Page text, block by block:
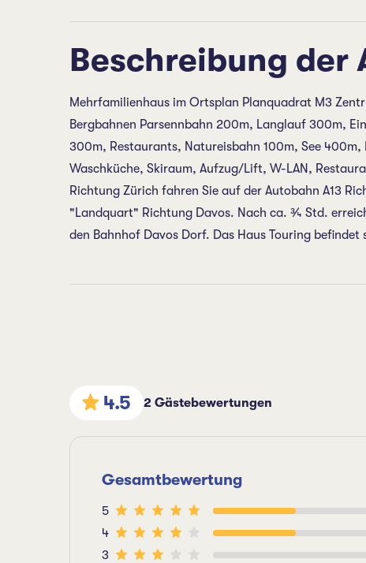
Beschreibung der
Mehrfamilienhaus im Ortsplan Planquadrat M3
Bergbahnen Parsennbahn 200m, Langlauf 300m,
300m, Restaurants, Natureisbahn 100m, See
Waschküche, Skiraum, Aufzug/Lift, W-LAN,
Richtung Zürich fahren Sie auf der Autobahn A13
"Landquart" Richtung Davos. Nach ca. ¾ Std.
den Bahnhof Davos Dorf. Das Haus Touring
4.5 2 Gästebewertungen
Gesamtbewertung
5
4
3